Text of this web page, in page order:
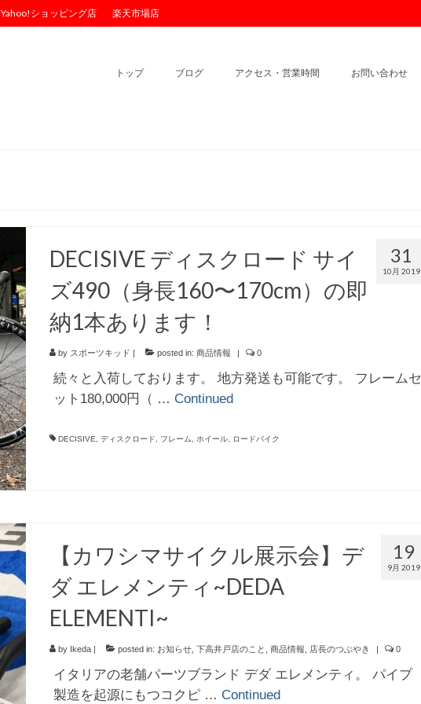
Yahoo!ショッピング店 楽天市場店
トップ ブログ アクセス・営業時間 お問い合わせ
31
10月 2019
DECISIVE ディスクロード サイ
ズ490（身長160〜170cm）の即
納1本あります！
by スポーツキッド | posted in: 商品情報 | 0
続々と入荷しております。 地方発送も可能です。 フレームセ
ット180,000円（ … Continued
DECISIVE ディスクロード フレーム ホイール, ロードバイク
19
9月 2019
【カワシマサイクル展示会】デ
ダ エレメンティ~DEDA
ELEMENTI~
by Ikeda| posted in: お知らせ, 下高井戸店のこと 商品情報 店長のつぶやき | 0
イタリアの老舗パーツブランド デダ エレメンティ。 パイプ
製造を起源にもつコクピ … Continued